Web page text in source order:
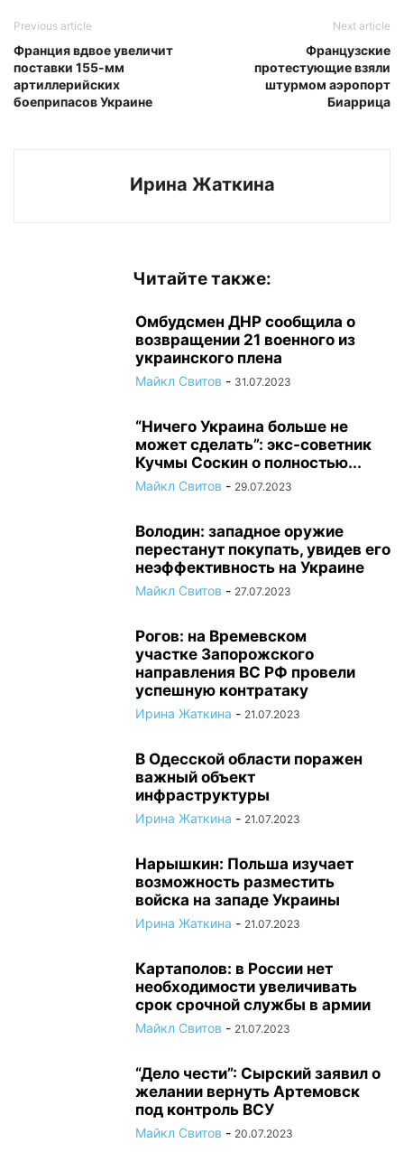
Previous article
Франция вдвое увеличит
поставки 155-мм
артиллерийских
боеприпасов Украине
Next article
Французские
протестующие взяли
штурмом аэропорт
Биаррица
Ирина Жаткина
Читайте также:
Омбудсмен ДНР сообщила о
возвращении 21 военного из
украинского плена
Майкл Свитов - 31.07.2023
“Ничего Украина больше не
может сделать”: экс-советник
Кучмы Соскин о полностью...
Майкл Свитов - 29.07.2023
Володин: западное оружие
перестанут покупать, увидев его
неэффективность на Украине
Майкл Свитов - 27.07.2023
Рогов: на Времевском
участке Запорожского
направления ВС РФ провели
успешную контратаку
Ирина Жаткина - 21.07.2023
В Одесской области поражен
важный объект
инфраструктуры
Ирина Жаткина - 21.07.2023
Нарышкин: Польша изучает
возможность разместить
войска на западе Украины
Ирина Жаткина - 21.07.2023
Картаполов: в России нет
необходимости увеличивать
срок срочной службы в армии
Майкл Свитов - 21.07.2023
“Дело чести”: Сырский заявил о
желании вернуть Артемовск
под контроль ВСУ
Майкл Свитов - 20.07.2023